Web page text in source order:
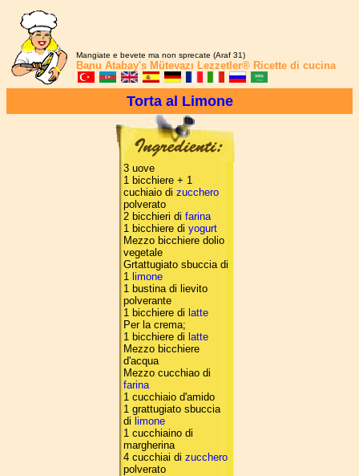
Mangiate e bevete ma non sprecate (Araf 31)
Banu Atabay's Mütevazı Lezzetler® Ricette di cucina
Torta al Limone
3 uove
1 bicchiere + 1
cuchiaio di zucchero
polverato
2 bicchieri di farina
1 bicchiere di yogurt
Mezzo bicchiere dolio
vegetale
Grtattugiato sbuccia di
1 limone
1 bustina di lievito
polverante
1 bicchiere di latte
Per la crema;
1 bicchiere di latte
Mezzo bicchiere
d'acqua
Mezzo cucchiao di
farina
1 cucchiaio d'amido
1 grattugiato sbuccia
di limone
1 cucchiaino di
margherina
4 cucchiai di zucchero
polverato